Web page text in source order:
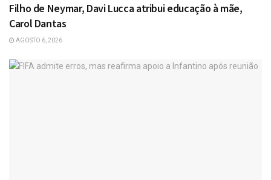
Filho de Neymar, Davi Lucca atribui educação à mãe,
Carol Dantas
AGOSTO 6, 2026